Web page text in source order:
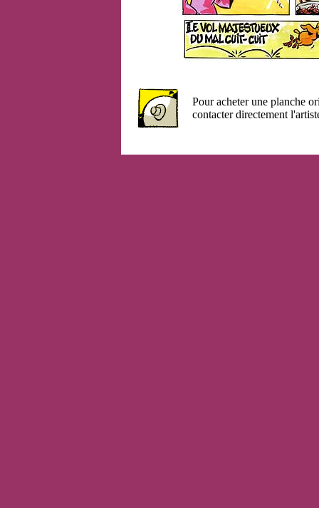
Pour acheter une planche
contacter directement